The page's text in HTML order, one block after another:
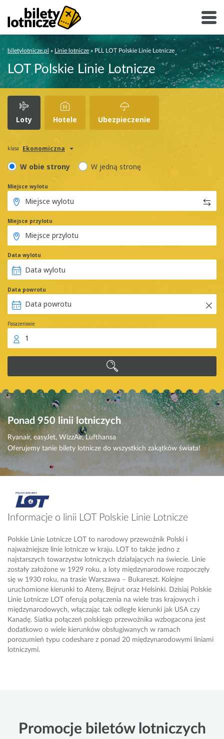
biletylotnicze.pl » Linie lotnicze » PLL LOT Polskie Linie Lotnicze
LOT Polskie Linie Lotnicze
Loty Hotele Ubezpieczenie
klasa Ekonomiczna
W obie strony W jedną stronę
Miejsce wylotu
Miejsce przylotu
Data wylotu
Data powrotu
Pasażerowie
1
Ponad 950 linii lotniczych
Ryanair, easyJet, WizzAir, Lufthansa
Oferujemy tanie bilety lotnicze do wszystkich zakątków świata!
Informacje o linii LOT Polskie Linie Lotnicze
Polskie Linie Lotnicze LOT to narodowy przewoźnik Polski i
najważniejsze linie lotnicze w kraju. LOT to także jedno z
najstarszych towarzystw lotniczych działających na świecie. Linie
zostały założone w 1929 roku, a loty międzynarodowe rozpoczęły
się w 1930 roku, na trasie Warszawa – Bukareszt. Kolejne
uruchomione kierunki to Ateny, Bejrut oraz Helsinki. Dzisiaj Polskie
Linie Lotnicze LOT oferują połączenia na wiele tras krajowych i
międzynarodowych, włączając tak odległe kierunki jak USA czy
Kanadę. Siatka połączeń polskiego przewoźnika wzbogacona jest
dodatkowo o wiele kierunków obsługiwanych w ramach
porozumień typu codeshare z ponad 20 międzynarodowymi liniami
lotniczymi.
Promocje biletów lotniczych